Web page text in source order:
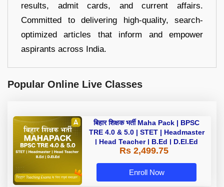
results, admit cards, and current affairs.
Committed to delivering high-quality, search-
optimized articles that inform and empower
aspirants across India.
Popular Online Live Classes
बिहार शिक्षक भर्ती Maha Pack | BPSC
TRE 4.0 & 5.0 | STET | Headmaster
| Head Teacher | B.Ed | D.El.Ed
Rs 2,499.75
Enroll Now